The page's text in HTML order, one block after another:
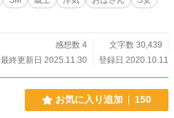
感想数 4
文字数 30,439
最終更新日 2025.11.30
登録日 2020.10.11
お気に入り追加 150